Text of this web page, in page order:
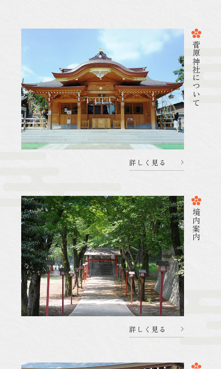
080519 愛宕祭・子供神輿渡御を斎行しました
詳しく見る
080502 菅原神社のお祭り
詳しく見る
詳しく見る
菅原神社について
詳しく見る
境内案内